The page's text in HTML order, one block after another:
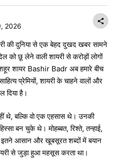
2026
की दुनिया से एक बेहद दुखद खबर सामने
को छू लेने वाली शायरी से करोड़ों लोगों
शायर Bashir Badr अब हमारे बीच
प्रेमियों, शायरी के चाहने वालों और
दिया है।
थे, बल्कि वो एक एहसास थे। उनकी
बन चुके थे। मोहब्बत, रिश्ते, तन्हाई,
इतने आसान और खूबसूरत शब्दों में बयान
से जुड़ा हुआ महसूस करता था।